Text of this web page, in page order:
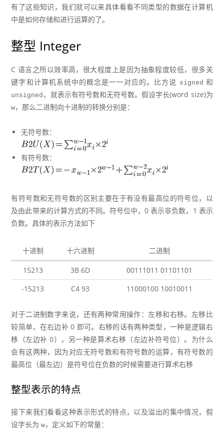
有了这些知识，我们就可以来具体看看不同类型的数据在计算机
中是如何存储和进行运算的了。
整型 Integer
C 语言之所以效率高，很大程度上是因为抽象程度较低，很多关
键字和计算机系统中的概念是一一对应的。比方说 signed 和
unsigned ，就表示有符号数和无符号数。假设字长(word size)为
w，那么二进制向十进制的转换分别是：
无符号数：
有符号数：
有符号数和无符号数的区别主要在于有没有最高位的符号位，以
及由此带来的计算方式的不同。符号位中，0 表示非负数，1 表示
负数。具体的表示方法如下
十进制 十六进制 二进制
15213 3B 6D
00111011 01101101
-15213
C4 93 11000100 10010011
对于二进制数字来说，还有两种常用操作：左移和右移。左移比
较简单，在右边补 0 即可。右移的话有两种类型，一种是逻辑右
移（左边补 0），另一种是算术右移（左边补符号位）。为什么
会有这两种，因为对应无符号数和有符号数的运算，有符号数的
最高位（最左边）是符号位在负数的时候需要进行算术右移
整型表示的特点
接下来我们看看这种表示形式的特点，以及溢出的集中情况，假
设字长为w，定义如下的常量：